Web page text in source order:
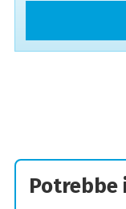
Potrebbe